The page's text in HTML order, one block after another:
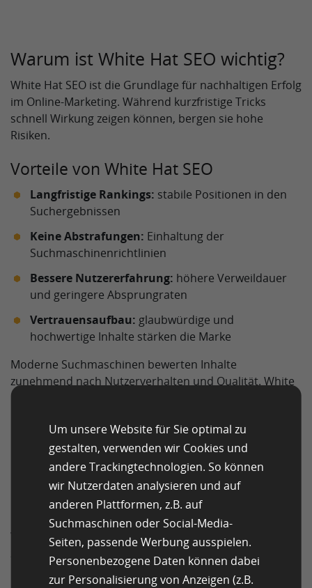
Warum ist White Hat SEO wichtig?
White Hat SEO ist die Grundlage für nachhaltigen Erfolg
im Online-Marketing. Während kurzfristige Tricks
schnell Wirkung zeigen können, bergen sie hohe
Risiken.
Vorteile von White Hat SEO
Langfristige Rankings: stabile Positionen in den
Suchergebnissen
Keine Abstrafungen: Einhaltung der
Suchmaschinenrichtlinien
Bessere Nutzererfahrung: höhere Verweildauer
und geringere Absprungraten
Vertrauensaufbau: glaubwürdige und
hochwertige Inhalte stärken die Marke
Moderne Suchmaschinen bewerten Inhalte
zunehmend nach Nutzerverhalten und Qualität. White
Hat SEO erfüllt genau diese Anforderungen.
Beispiele für White Hat SEO
White Hat SEO setzt sich aus verschiedenen Disziplinen
zusammen: Content, Technik und Offpage-
Maßnahmen.
Um unsere Website für Sie optimal zu
gestalten, verwenden wir Cookies und
andere Trackingtechnologien. So können
wir Nutzerdaten analysieren und auf
anderen Plattformen, z.B. auf
Suchmaschinen oder Social-Media-
Seiten, passende Werbung ausspielen.
Personenbezogene Daten können dabei
zur Personalisierung von Anzeigen (z.B.